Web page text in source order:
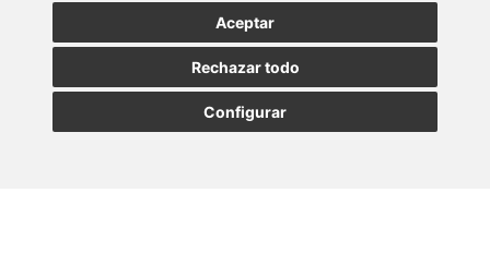
Aceptar
Rechazar todo
Configurar
SUSCRIBIRSE